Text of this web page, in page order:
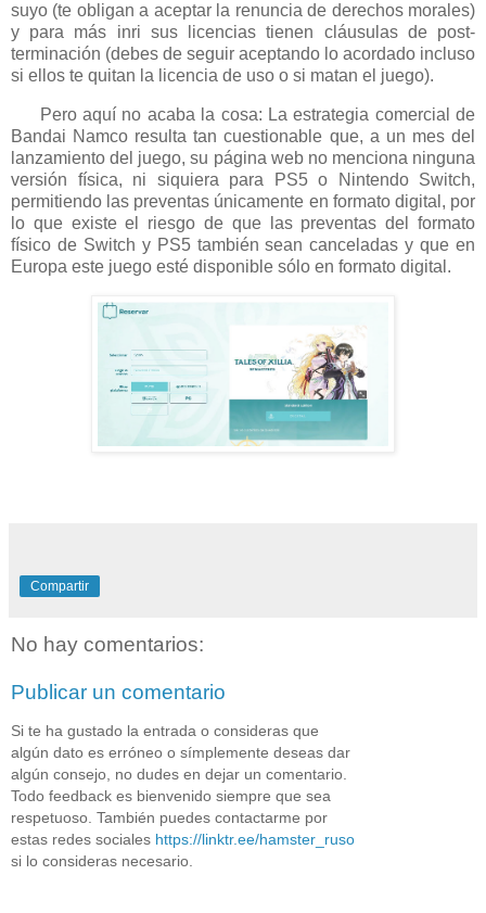
suyo (te obligan a aceptar la renuncia de derechos morales)
y para más inri sus licencias tienen cláusulas de post-
terminación (debes de seguir aceptando lo acordado incluso
si ellos te quitan la licencia de uso o si matan el juego).
Pero aquí no acaba la cosa: La estrategia comercial de
Bandai Namco resulta tan cuestionable que, a un mes del
lanzamiento del juego, su página web no menciona ninguna
versión física, ni siquiera para PS5 o Nintendo Switch,
permitiendo las preventas únicamente en formato digital, por
lo que existe el riesgo de que las preventas del formato
físico de Switch y PS5 también sean canceladas y que en
Europa este juego esté disponible sólo en formato digital.
Compartir
No hay comentarios:
Publicar un comentario
Si te ha gustado la entrada o consideras que
algún dato es erróneo o símplemente deseas dar
algún consejo, no dudes en dejar un comentario.
Todo feedback es bienvenido siempre que sea
respetuoso. También puedes contactarme por
estas redes sociales https://linktr.ee/hamster_ruso
si lo consideras necesario.